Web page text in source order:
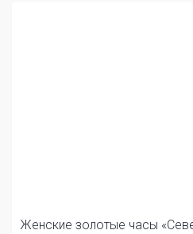
Женские золотые часы